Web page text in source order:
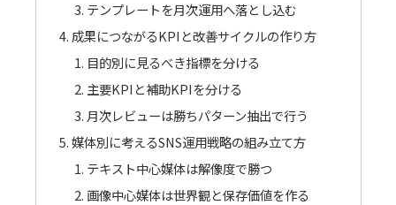
テンプレートを月次運用へ落とし込む
成果につながるKPIと改善サイクルの作り方
目的別に見るべき指標を分ける
主要KPIと補助KPIを分ける
月次レビューは勝ちパターン抽出で行う
媒体別に考えるSNS運用戦略の組み立て方
テキスト中心媒体は解像度で勝つ
画像中心媒体は世界観と保存価値を作る